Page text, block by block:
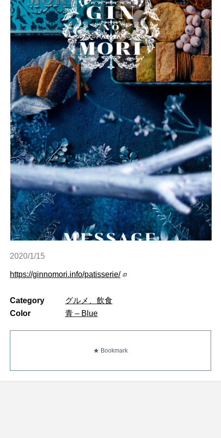
2020/1/15
https://ginnomori.info/patisserie/
Category
グルメ、飲食
Color
青 – Blue
★ Bookmark